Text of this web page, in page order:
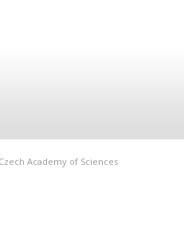
Academy of Sciences